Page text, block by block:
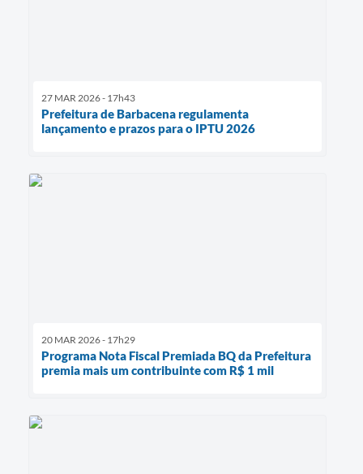
27 MAR 2026 - 17h43
Prefeitura de Barbacena regulamenta
lançamento e prazos para o IPTU 2026
20 MAR 2026 - 17h29
Programa Nota Fiscal Premiada BQ da Prefeitura
premia mais um contribuinte com R$ 1 mil